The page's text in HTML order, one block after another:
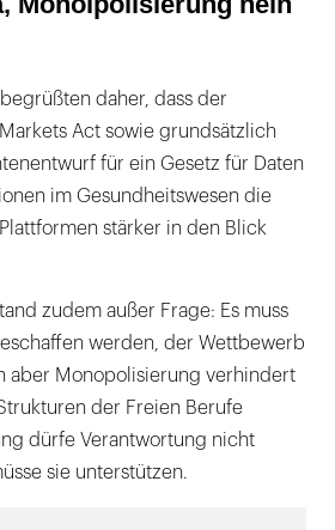
daher, dass der
Act sowie grundsätzlich
für ein Gesetz für Daten
im Gesundheitswesen die
stärker in den Blick
zudem außer Frage: Es muss
werden, der Wettbewerb
aber Monopolisierung verhindert
der Freien Berufe
dürfe Verantwortung nicht
sie unterstützen.